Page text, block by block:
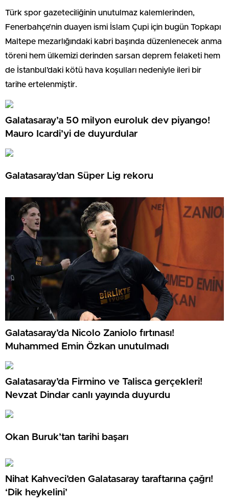
Türk spor gazeteciliğinin unutulmaz kalemlerinden,
Fenerbahçe’nin duayen ismi İslam Çupi için bugün Topkapı
Maltepe mezarlığındaki kabri başında düzenlenecek anma
töreni hem ülkemizi derinden sarsan deprem felaketi hem
de İstanbul’daki kötü hava koşulları nedeniyle ileri bir
tarihe ertelenmiştir.
Galatasaray’a 50 milyon euroluk dev piyango!
Mauro Icardi’yi de duyurdular
Galatasaray’dan Süper Lig rekoru
Galatasaray’da Nicolo Zaniolo fırtınası!
Muhammed Emin Özkan unutulmadı
Galatasaray’da Firmino ve Talisca gerçekleri!
Nevzat Dindar canlı yayında duyurdu
Okan Buruk’tan tarihi başarı
Nihat Kahveci’den Galatasaray taraftarına çağrı!
‘Dik heykelini’